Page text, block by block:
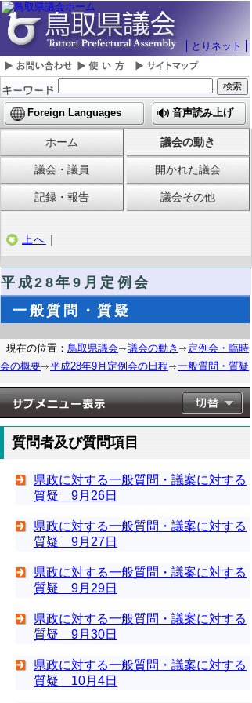
とりネット
Foreign Languages 音声読み上げ
ホーム 議会の動き
議会・議員 開かれた議会
記録・報告 議会その他
上へ ｜
平成28年9月定例会
一般質問・質疑
現在の位置： 鳥取県議会 議会の動き
定例会・臨時
会の概要
平成28年9月定例会の日程 一般質問・質疑
質問者及び質問項目
県政に対する一般質問・議案に対する
質疑 9月26日
県政に対する一般質問・議案に対する
質疑 9月27日
県政に対する一般質問・議案に対する
質疑 9月29日
県政に対する一般質問・議案に対する
質疑 9月30日
県政に対する一般質問・議案に対する
質疑 10月4日